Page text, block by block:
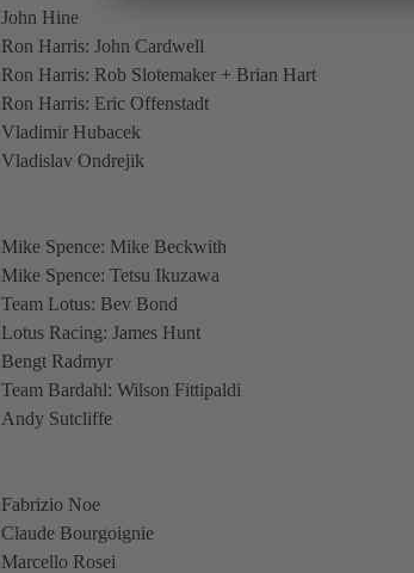
John Hine
Ron Harris: John Cardwell
Ron Harris: Rob Slotemaker + Brian Hart
Ron Harris: Eric Offenstadt
Vladimir Hubacek
Vladislav Ondrejik
Mike Spence: Mike Beckwith
Mike Spence: Tetsu Ikuzawa
Team Lotus: Bev Bond
Lotus Racing: James Hunt
Bengt Radmyr
Team Bardahl: Wilson Fittipaldi
Andy Sutcliffe
Fabrizio Noe
Claude Bourgoignie
Marcello Rosei